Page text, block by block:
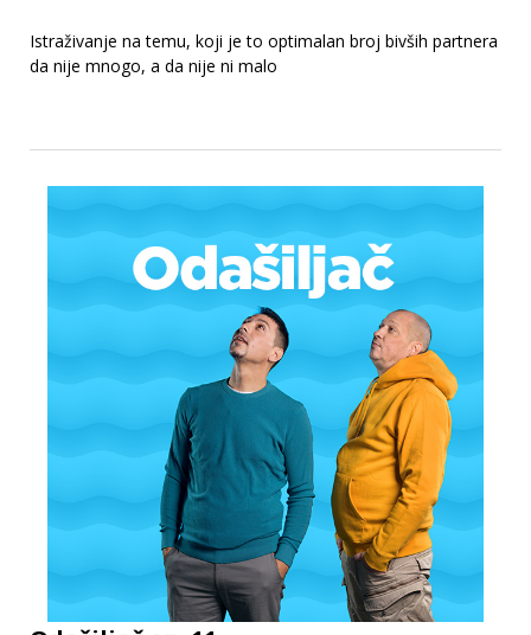
Istraživanje na temu, koji je to optimalan broj bivših partnera
da nije mnogo, a da nije ni malo